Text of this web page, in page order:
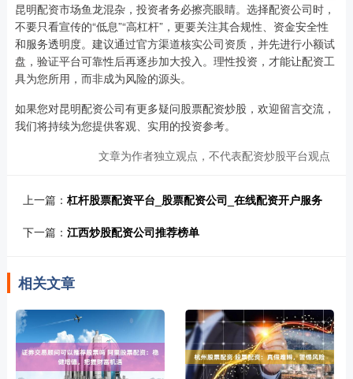
昆明配资市场鱼龙混杂，投资者务必擦亮眼睛。选择配资公司时，
不要只看宣传的“低息”“高杠杆”，更要关注其合规性、资金安全性
和服务透明度。建议通过官方渠道核实公司资质，并先进行小额试
盘，验证平台可靠性后再逐步加大投入。理性投资，才能让配资工
具为您所用，而非成为风险的源头。
如果您对昆明配资公司有更多疑问股票配资炒股，欢迎留言交流，
我们将持续为您提供客观、实用的投资参考。
文章为作者独立观点，不代表配资炒股平台观点
上一篇： 杠杆股票配资平台_股票配资公司_在线配资开户服务
下一篇： 江西炒股配资公司推荐榜单
相关文章